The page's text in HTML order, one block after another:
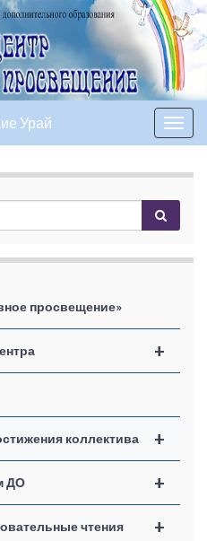
Вкл/
выкл
Урай
просвещение»
+
+
коллектива
+
ДО
+
чтения